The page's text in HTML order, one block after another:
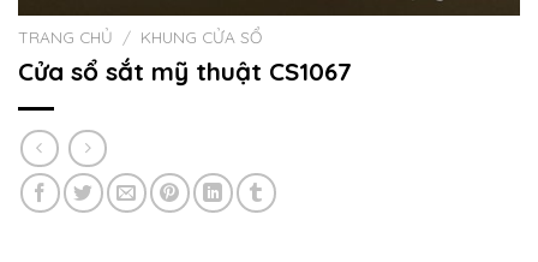
TRANG CHỦ / KHUNG CỬA SỔ
Cửa sổ sắt mỹ thuật CS1067